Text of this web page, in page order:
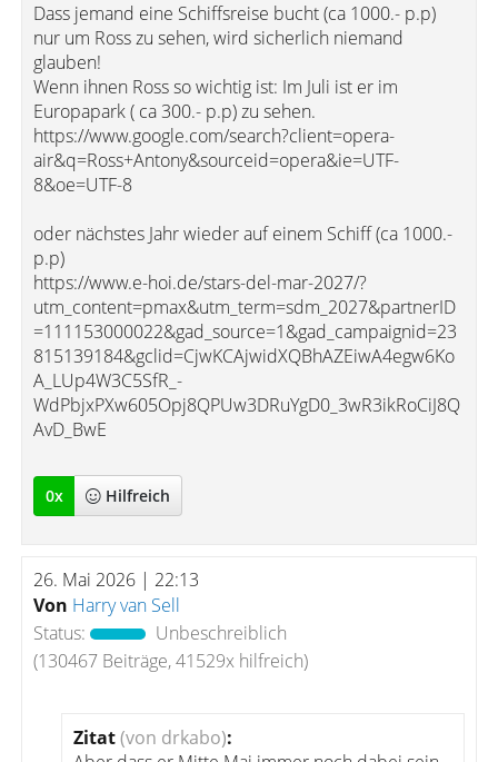
Dass jemand eine Schiffsreise bucht (ca 1000.- p.p)
nur um Ross zu sehen, wird sicherlich niemand
glauben!
Wenn ihnen Ross so wichtig ist: Im Juli ist er im
Europapark ( ca 300.- p.p) zu sehen.
https://www.google.com/search?client=opera-
air&q=Ross+Antony&sourceid=opera&ie=UTF-
8&oe=UTF-8
oder nächstes Jahr wieder auf einem Schiff (ca 1000.-
p.p)
https://www.e-hoi.de/stars-del-mar-2027/?
utm_content=pmax&utm_term=sdm_2027&partnerID
=111153000022&gad_source=1&gad_campaignid=23
815139184&gclid=CjwKCAjwidXQBhAZEiwA4egw6Ko
A_LUp4W3C5SfR_-
WdPbjxPXw605Opj8QPUw3DRuYgD0_3wR3ikRoCiJ8Q
AvD_BwE
0x Hilfreich
26. Mai 2026 | 22:13
Von Harry van Sell
Status:
Unbeschreiblich
(130467 Beiträge, 41529x hilfreich)
Zitat(von drkabo):